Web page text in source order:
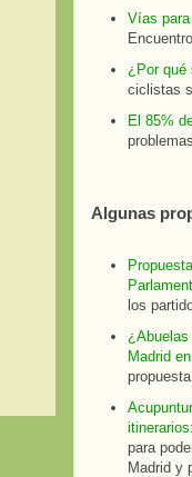
Vías
¿Por qué
ciclistas
El 85%
Algunas
los
Madrid
itinerarios:
para
Madrid y